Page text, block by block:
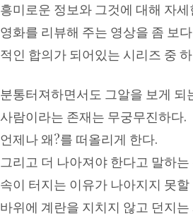
흥미로운 정보와 그것에 대해 자
영화를 리뷰해 주는 영상을 좀 보
적인 합의가 되어있는 시리즈 중
분통터져하면서도 그알을 보게
사람이라는 존재는 무궁무진하다.
언제나 왜?를 떠올리게 한다.
그리고 더 나아져야 한다고 말하
속이 터지는 이유가 나아지지 못
바위에 계란을 지치지 않고 던지